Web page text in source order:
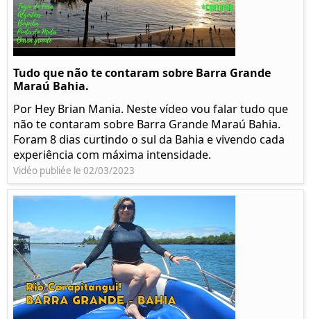
Tudo que não te contaram sobre Barra Grande
Maraú Bahia.
Por Hey Brian Mania. Neste vídeo vou falar tudo que
não te contaram sobre Barra Grande Maraú Bahia.
Foram 8 dias curtindo o sul da Bahia e vivendo cada
experiência com máxima intensidade.
Vidéo publiée le 02/03/2023